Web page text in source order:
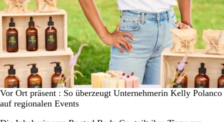
Vor Ort präsent : So überzeugt Unternehmerin Kelly Polanco
auf regionalen Events